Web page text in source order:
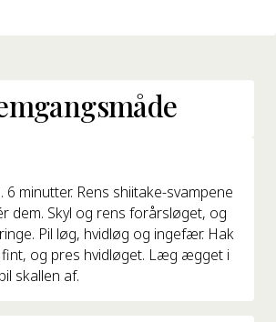
minutter. Rens shiitake-svampene
dem. Skyl og rens forårsløget, og
Pil løg, hvidløg og ingefær. Hak
og pres hvidløget. Læg ægget i
skallen af.